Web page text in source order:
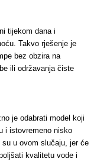
tijekom dana i
Takvo rješenje je
bez obzira na
ili održavanja čiste
je odabrati model koji
i istovremeno nisko
su u ovom slučaju, jer će
kvalitetu vode i